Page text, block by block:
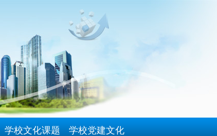
学校文化课题 学校党建文化